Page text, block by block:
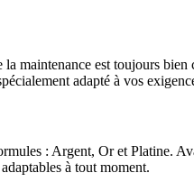
maintenance est toujours
adapté à vos
: Argent, Or et Platine.
à tout moment.